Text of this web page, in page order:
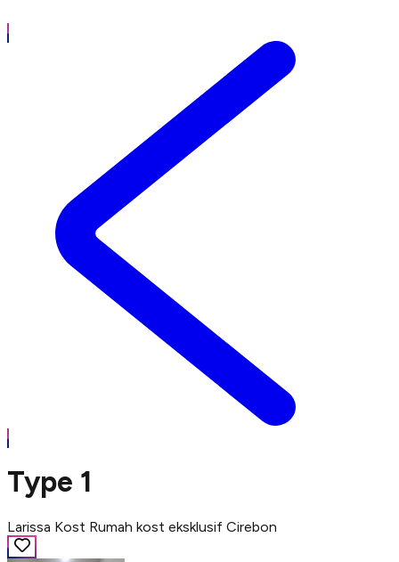
Type 1
Larissa Kost Rumah kost eksklusif Cirebon